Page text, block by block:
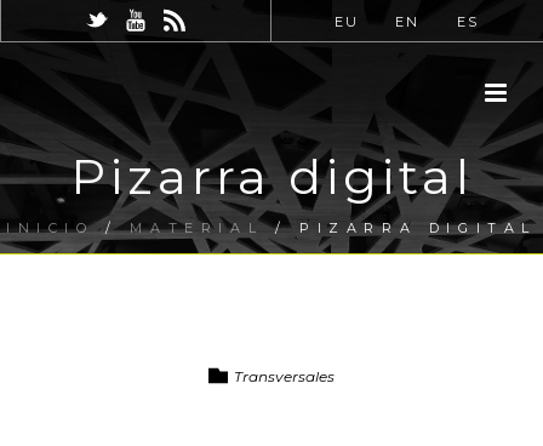
EU EN ES
Pizarra digital
INICIO/MATERIAL/ PIZARRA DIGITAL
Transversales